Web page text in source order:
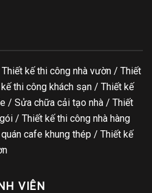
Thiết kế thi công nhà vườn / Thiết
thi công khách sạn / Thiết kế
/ Sửa chữa cải tạo nhà / Thiết
/ Thiết kế thi công nhà hàng
cafe khung thép / Thiết kế
VIÊN